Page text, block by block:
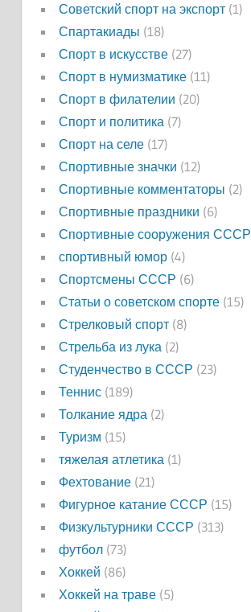
Советский спорт на экспорт(1)
Спартакиады (18)
Спорт в искусстве(27)
Спорт в нумизматике(11)
Спорт в филателии (20)
Спорт и политика(7)
Спорт на селе(17)
Спортивные значки (12)
Спортивные комментаторы (2)
Спортивные праздники (6)
Спортивные сооружения СССР
спортивный юмор(4)
Спортсмены СССР (6)
Статьи о советском спорте(15)
Стрелковый спорт(8)
Стрельба из лука(2)
Студенчество в СССР (23)
Теннис(189)
Толкание ядра(2)
Туризм (15)
тяжелая атлетика(1)
Фехтование(21)
Фигурное катание СССР (15)
Физкультурники СССР (313)
футбол(73)
Хоккей (86)
Хоккей на траве(5)